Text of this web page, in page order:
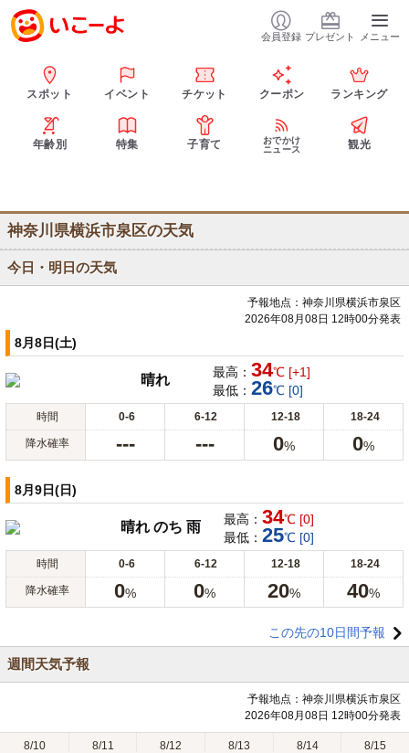
会員登録 プレゼント メニュー
スポット イベント チケット クーポン ランキング
年齢別 特集 子育て
おでかけ
ニュース
観光
神奈川県横浜市泉区の天気
今日・明日の天気
予報地点：神奈川県横浜市泉区
2026年08月08日 12時00分発表
8月8日(土)
晴れ 最高： 34℃ [+1]
最低： 26℃ [0]
時間 0-6 6-12 12-18 18-24
降水確率 --- --- 0% 0%
8月9日(日)
晴れ のち 雨 最高： 34℃ [0]
最低： 25℃ [0]
時間 0-6 6-12 12-18 18-24
降水確率 0% 0% 20% 40%
この先の10日間予報
週間天気予報
予報地点：神奈川県横浜市泉区
2026年08月08日 12時00分発表
8/10
8/11
8/12
8/13
8/14
8/15